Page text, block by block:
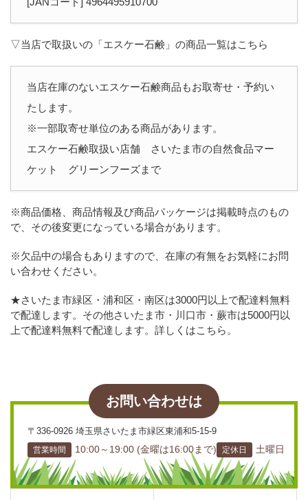
▽当店で取扱いの「エスケー石鹸」の商品一覧はこちら
当店在庫のないエスケー石鹸商品もお取寄せ・予約い
たします。
※一部取寄せ単位のある商品があります。
エスケー石鹸取扱い店舗 さいたま市の自然食品マー
ケット グリーンフーズまで
※商品価格、商品情報及び商品パッケージは掲載時点のもの
で、その後変更になっている場合があります。
※欠品中の場合もありますので、在庫の有無をお気軽にお問
い合わせください。
★さいたま市緑区・浦和区・南区は3000円以上で配達料無料
で配達します。その他さいたま市・川口市・蕨市は5000円以
上で配達料無料で配達します。詳しくはこちら 。
お問い合わせは
〒336-0926 埼玉県さいたま市緑区東浦和5-15-9
営業時間
10:00～19:00 (金曜は16:00まで) 定休日 土曜日